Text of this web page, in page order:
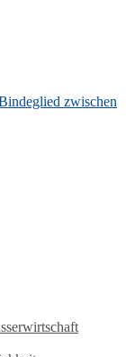
zwischen